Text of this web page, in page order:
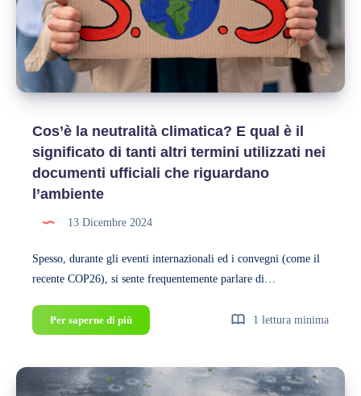
è
così
Cos’è la neutralità climatica? E qual è il
significato di tanti altri termini utilizzati nei
documenti ufficiali che riguardano
l’ambiente
13 Dicembre 2024
Spesso, durante gli eventi internazionali ed i convegni (come il
recente COP26), si sente frequentemente parlare di…
Per saperne di piùCos’è
la
climatica?
1 lettura minima